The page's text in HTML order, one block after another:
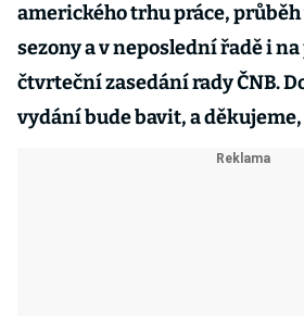
amerického trhu práce,
sezony a v neposlední řadě i
čtvrteční zasedání rady ČNB.
vydání bude bavit, a děkujeme,